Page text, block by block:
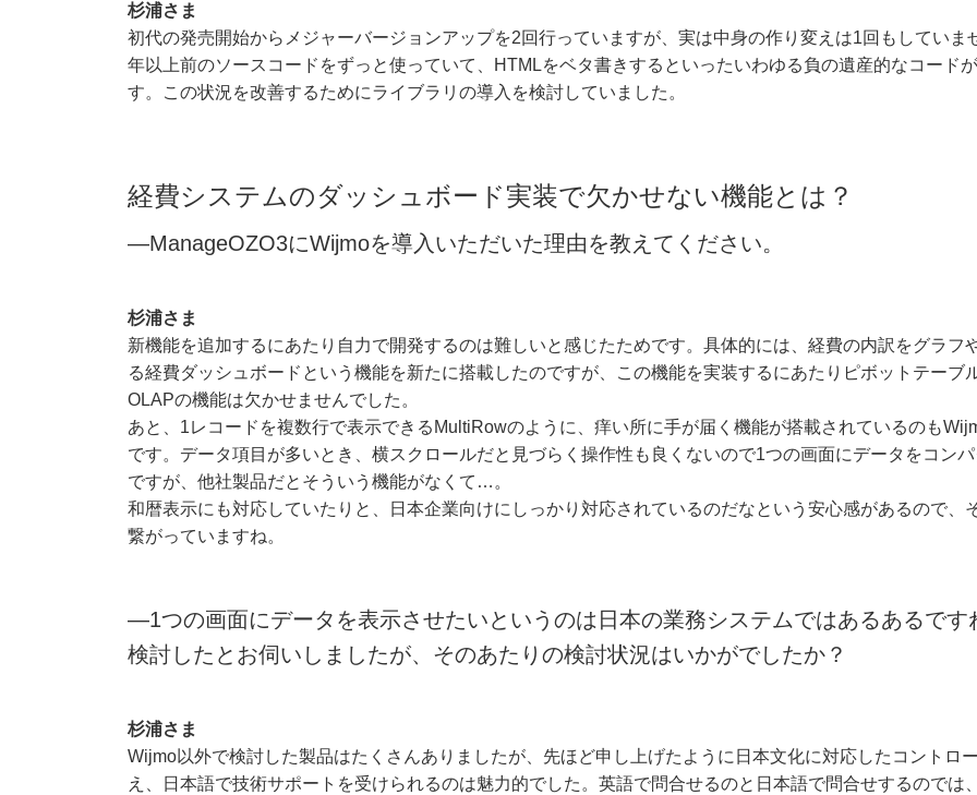
杉浦さま
初代の発売開始からメジャーバージョンアップを2回行っていますが、実は中身の作り変えは1回もしていま
年以上前のソースコードをずっと使っていて、HTMLをベタ書きするといったいわゆる負の遺産的なコード
す。この状況を改善するためにライブラリの導入を検討していました。
経費システムのダッシュボード実装で欠かせない機能とは？
―ManageOZO3にWijmoを導入いただいた理由を教えてください。
杉浦さま
新機能を追加するにあたり自力で開発するのは難しいと感じたためです。具体的には、経費の内訳をグラフ
る経費ダッシュボードという機能を新たに搭載したのですが、この機能を実装するにあたりピボットテーブ
OLAPの機能は欠かせませんでした。
あと、1レコードを複数行で表示できるMultiRowのように、痒い所に手が届く機能が搭載されているのも
です。データ項目が多いとき、横スクロールだと見づらく操作性も良くないので1つの画面にデータをコン
ですが、他社製品だとそういう機能がなくて…。
和暦表示にも対応していたりと、日本企業向けにしっかり対応されているのだなという安心感があるので、
繋がっていますね。
―1つの画面にデータを表示させたいというのは日本の業務システムではあるあるです
検討したとお伺いしましたが、そのあたりの検討状況はいかがでしたか？
杉浦さま
Wijmo以外で検討した製品はたくさんありましたが、先ほど申し上げたように日本文化に対応したコントロ
え、日本語で技術サポートを受けられるのは魅力的でした。英語で問合せるのと日本語で問合せするのでは